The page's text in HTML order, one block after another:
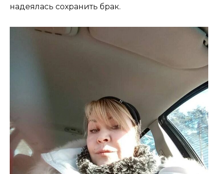
надеялась сохранить брак.